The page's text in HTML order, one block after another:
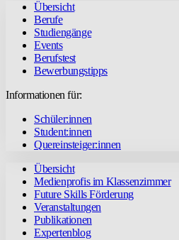
Übersicht
Berufe
Studiengänge
Events
Berufstest
Bewerbungstipps
Informationen für:
Schüler:innen
Student:innen
Quereinsteiger:innen
Übersicht
Medienprofis im Klassenzimmer
Future Skills Förderung
Veranstaltungen
Publikationen
Expertenblog